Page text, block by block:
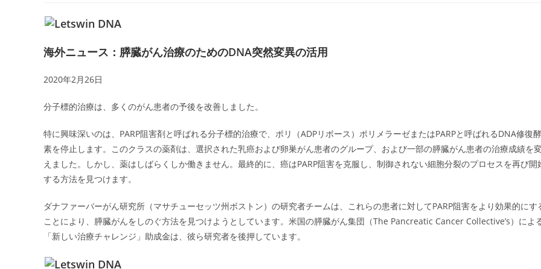
海外ニュース：膵臓がん治療のためのDNA突然変異の活用
2020年2月26日
分子標的治療は、多くのがん患者の予後を改善しました。
特に興味深いのは、PARP阻害剤と呼ばれる分子標的治療で、ポリ（ADPリボース）ポリメラーゼまたはPARPと呼ばれるDNA修復酵
素を停止します。このクラスの薬剤は、選択された乳癌および卵巣がん患者のグループ、および一部の膵臓がん患者の治療成績を
えました。しかし、薬はしばらくしか働きません。最終的に、癌はPARP阻害を克服し、制御されない細胞分裂のプロセスを再び開
する方法を見つけます。
ダナファーバーがん研究所（マサチューセッツ州ボストン）の研究者チームは、これらの患者に対してPARP阻害をより効果的にす
ことにより、膵臓がんをしのぐ方法を見つけようとしています。米国の膵臓がん集団（The Pancreatic Cancer Collective’s）によ
「新しい治療チャレンジ」助成金は、彼ら研究者を後押しています。